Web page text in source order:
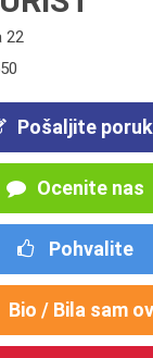
22
Pošaljite
Ocenite nas
Pohvalite
Bio / Bila sam